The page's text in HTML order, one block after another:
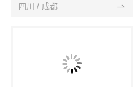
四川 / 成都